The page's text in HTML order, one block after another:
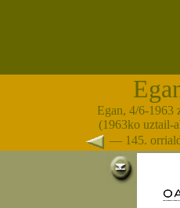
Egan, 4/6-1963
(1963ko uztail-
— 145.